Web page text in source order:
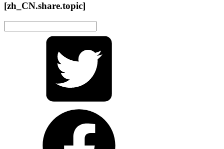
[zh_CN.share.topic]